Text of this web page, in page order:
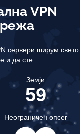
VPN
сервери ширум
и да сте.
Земји
59
Неограничен опсег